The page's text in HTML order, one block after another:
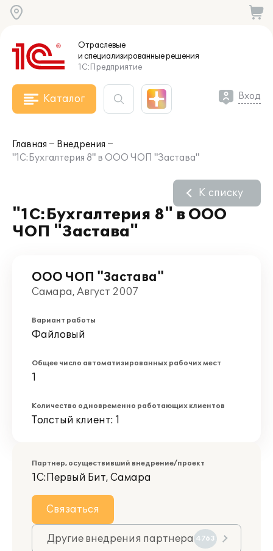
Отраслевые
и специализированныерешения
1С:Предприятие
Каталог Вход
Главная
Внедрения
"1С:Бухгалтерия 8" в ООО ЧОП "Застава"
"1С:Бухгалтерия 8" в ООО
ЧОП "Застава"
К списку
ООО ЧОП "Застава"
Самара, Август 2007
Вариант работы
Файловый
Общее число автоматизированных рабочих мест
1
Количество одновременно работающих клиентов
Толстый клиент: 1
Партнер, осуществивший внедрение/проект
1С:Первый Бит, Самара
Связаться
Другие внедрения партнера 4763